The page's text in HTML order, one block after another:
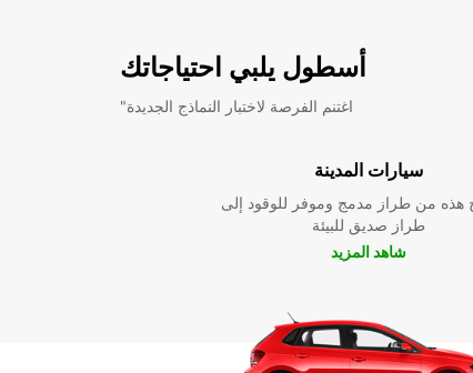
أسطول يلبي احتياجاتك
"اغتنم الفرصة لاختبار النماذج الجديدة
سيارات المدينة
هذه من طراز مدمج وموفر للوقود إلى
طراز صديق للبيئة
شاهد المزيد